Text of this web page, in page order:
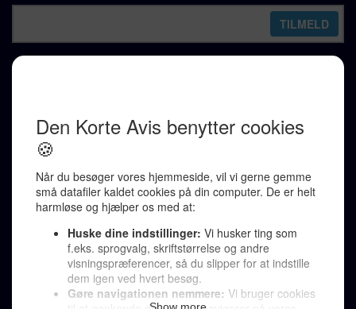
Karen Jespersen
Redaktionen kontaktes via mail til
redaktion@denkorteavis.dk
Telefonsvarer 20 30 10 96
Von Ostensgade 22, 2791 Dragør
LINKS
Tidligere aviser >
Støt Den Korte Avis >